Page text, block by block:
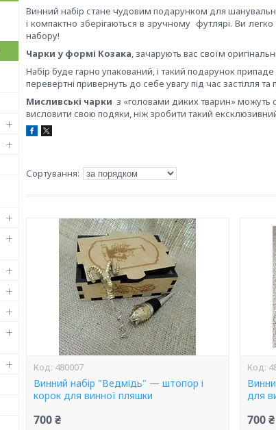
Винний набір стане чудовим подарунком для
і компактно зберігаються в зручному футлярі. Ви
набору!
Чарки у формі Козака, зачарують вас своїм
Набір буде гарно упакований, і такий подарунок
перевертні привернуть до себе увагу під час застілля
Мисливські чарки з «головами диких тварин» можуть
висловити свою подяки, ніж зробити такий
480007
Винний набір "Ведмідь" — штопор і
корок для винної пляшки
700 ₴
для
700 ₴